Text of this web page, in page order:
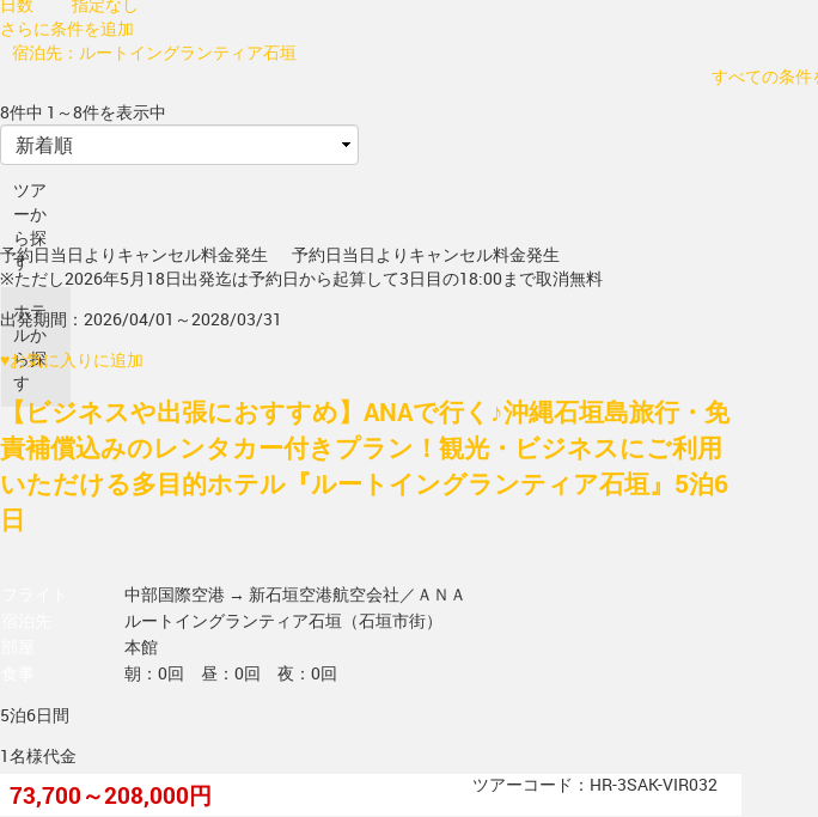
日数
指定なし
さらに条件を追加
宿泊先：ルートイングランティア石垣
すべての条件
8件中 1～8件を表示中
ツア
ーか
ら探
す
ホテ
ルか
ら探
す
予約日当日よりキャンセル料金発生
予約日当日よりキャンセル料金発生
※ただし2026年5月18日出発迄は予約日から起算して3日目の18:00まで取消無料
出発期間：2026/04/01～2028/03/31
♥お気に入りに追加
【ビジネスや出張におすすめ】ANAで行く♪沖縄石垣島旅行・免
責補償込みのレンタカー付きプラン！観光・ビジネスにご利用
いただける多目的ホテル『ルートイングランティア石垣』5泊6
日
中部国際空港 → 新石垣空港航空会社／ＡＮＡ
ルートイングランティア石垣（石垣市街）
本館
朝：0回 昼：0回 夜：0回
5泊6日間
1名様代金
73,700～208,000円 ツアーコード：HR-3SAK-VIR032